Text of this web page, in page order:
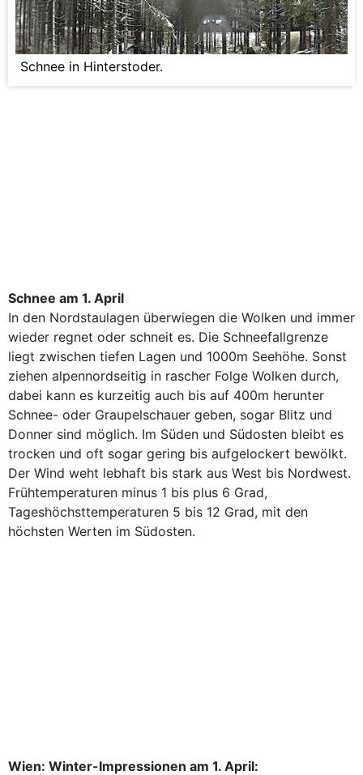
Schnee in Hinterstoder.
Schnee am 1. April
In den Nordstaulagen überwiegen die Wolken und immer
wieder regnet oder schneit es. Die Schneefallgrenze
liegt zwischen tiefen Lagen und 1000m Seehöhe. Sonst
ziehen alpennordseitig in rascher Folge Wolken durch,
dabei kann es kurzeitig auch bis auf 400m herunter
Schnee- oder Graupelschauer geben, sogar Blitz und
Donner sind möglich. Im Süden und Südosten bleibt es
trocken und oft sogar gering bis aufgelockert bewölkt.
Der Wind weht lebhaft bis stark aus West bis Nordwest.
Frühtemperaturen minus 1 bis plus 6 Grad,
Tageshöchsttemperaturen 5 bis 12 Grad, mit den
höchsten Werten im Südosten.
Wien: Winter-Impressionen am 1. April: